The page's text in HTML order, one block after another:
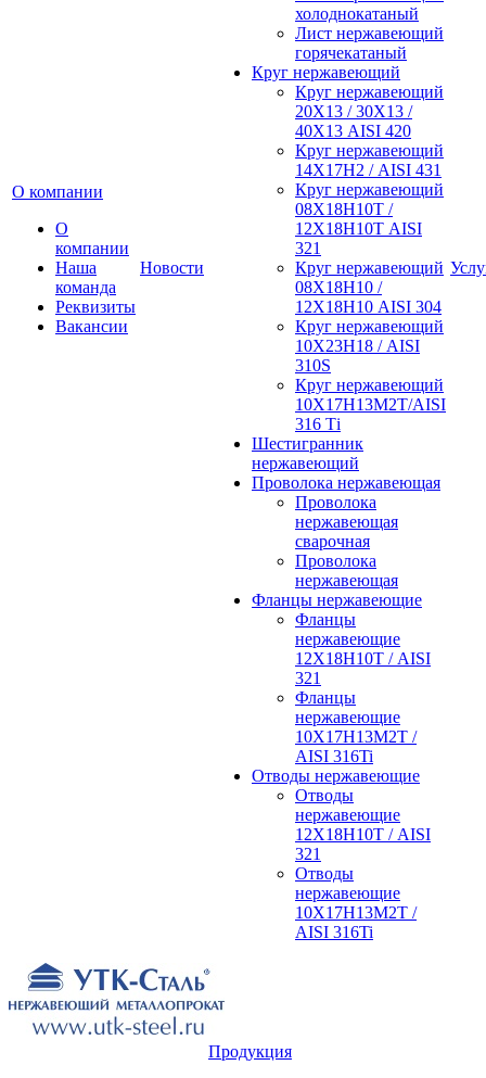
О компании
О
компании
Наша
команда
Реквизиты
Вакансии
Новости
холоднокатаный
Лист нержавеющий
горячекатаный
Круг нержавеющий
Круг нержавеющий
20Х13 / 30Х13 /
40Х13 AISI 420
Круг нержавеющий
14Х17Н2 / AISI 431
Круг нержавеющий
08Х18Н10Т /
12Х18Н10Т AISI
321
Круг нержавеющий
08Х18Н10 /
12Х18Н10 AISI 304
Круг нержавеющий
10Х23Н18 / AISI
310S
Круг нержавеющий
10Х17Н13М2Т/AISI
316 Тi
Шестигранник
нержавеющий
Проволока нержавеющая
Проволока
нержавеющая
сварочная
Проволока
нержавеющая
Фланцы нержавеющие
Фланцы
нержавеющие
12Х18Н10Т / AISI
321
Фланцы
нержавеющие
10Х17Н13М2Т /
AISI 316Ti
Отводы нержавеющие
Отводы
нержавеющие
12Х18Н10Т / AISI
321
Отводы
нержавеющие
10Х17Н13М2Т /
AISI 316Ti
Продукция